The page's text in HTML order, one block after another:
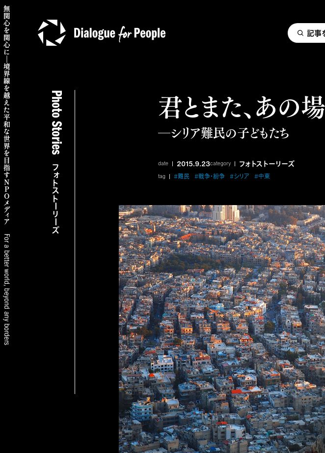
記事
Photo Stories
フォトストーリーズ
君とまた、あの
―シリア難民の子どもたち
date 2015.9.23category フォトストーリーズ
tag #難民 #戦争・紛争 #シリア #中東